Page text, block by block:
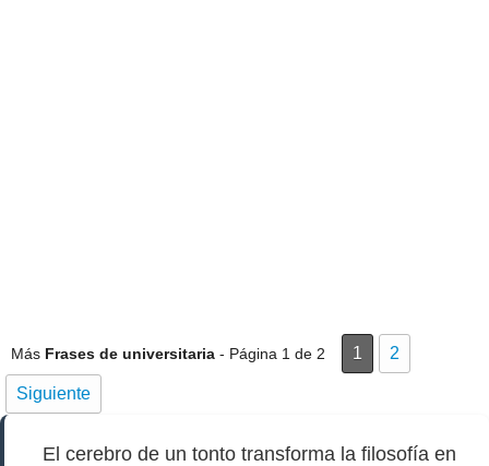
Más Frases de universitaria - Página 1 de 2 1 2
Siguiente
El cerebro de un tonto transforma la filosofía en